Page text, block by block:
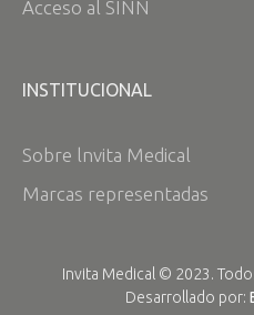
Acceso al SINN
INSTITUCIONAL
Sobre lnvita Medical
Marcas representadas
Invita Medical © 2023.
Desarrollado por: